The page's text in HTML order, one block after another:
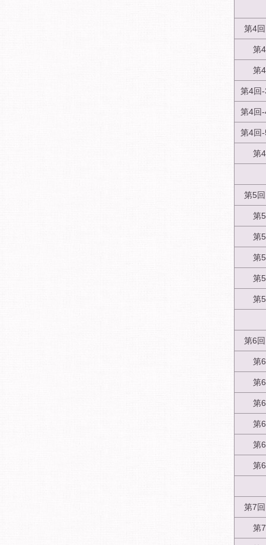
第4
第
第
第4回
第4回
第4回
第
第5
第
第
第
第
第
第6
第
第
第
第
第
第
第7
第